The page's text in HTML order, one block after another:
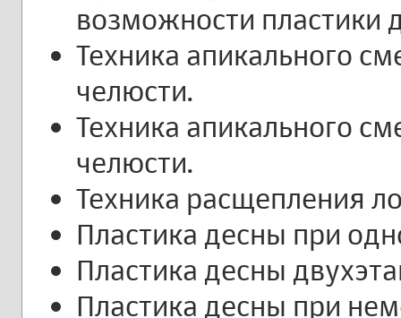
возможности пластики
Техника апикального
челюсти.
Техника апикального
челюсти.
Техника расщепления
Пластика десны при
Пластика десны
Пластика десны при